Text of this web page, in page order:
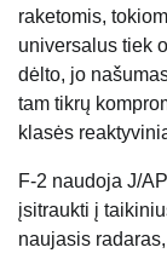
raketomis,
universalus tiek
dėlto, jo
tam tikrų
klasės
F-2 naudoja J/
įsitraukti į
naujasis